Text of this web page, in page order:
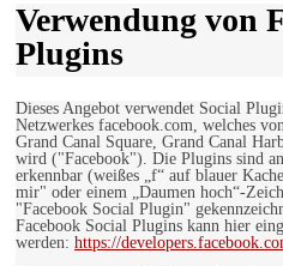
Verwendung von
Plugins
Dieses Angebot verwendet Social
Netzwerkes facebook.com, welches
Grand Canal Square, Grand Canal
wird ("Facebook"). Die Plugins sind
erkennbar (weißes „f“ auf blauer
mir" oder einem „Daumen hoch“-
"Facebook Social Plugin"
Facebook Social Plugins kann hier
werden: https://